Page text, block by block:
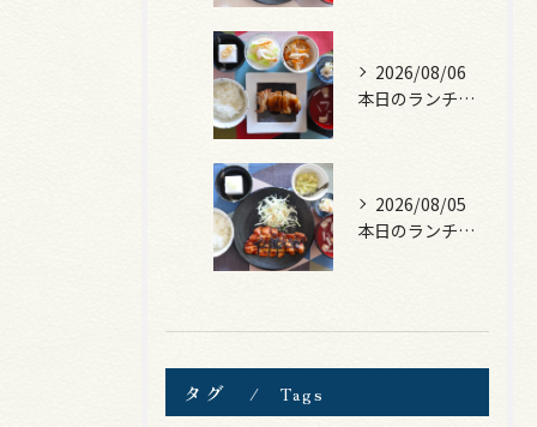
2026/08/06
本日のランチは、照焼きチキン！
2026/08/05
本日のランチは、ロース豚カツ梅はさみ！
タグ Tags